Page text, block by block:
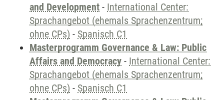
and Development - International Center:
Sprachangebot (ehemals Sprachenzentrum;
ohne CPs) - Spanisch C1
Masterprogramm Governance & Law: Public
Affairs and Democracy - International Center:
Sprachangebot (ehemals Sprachenzentrum;
ohne CPs) - Spanisch C1